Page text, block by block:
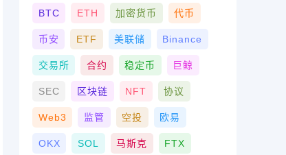
BTC ETH 加密货币 代币
币安 ETF 美联储 Binance
交易所 合约 稳定币 巨鲸
SEC 区块链 NFT 协议
Web3 监管 空投 欧易
OKX SOL 马斯克 FTX